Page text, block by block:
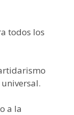
todos los
a la